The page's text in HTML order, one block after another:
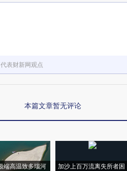
表财新网观点
本篇文章暂无评论
端高温致多瑙河
加沙上百万流离失所者困